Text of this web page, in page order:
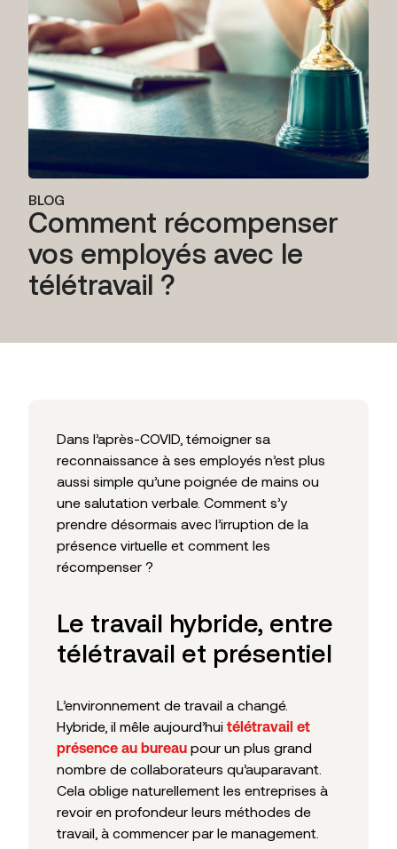
BLOG
Comment récompenser
vos employés avec le
télétravail ?
Dans l’après-COVID, témoigner sa
reconnaissance à ses employés n’est plus
aussi simple qu’une poignée de mains ou
une salutation verbale. Comment s’y
prendre désormais avec l’irruption de la
présence virtuelle et comment les
récompenser ?
Le travail hybride, entre
télétravail et présentiel
L’environnement de travail a changé.
Hybride, il mêle aujourd’hui télétravail et
présence au bureau pour un plus grand
nombre de collaborateurs qu’auparavant.
Cela oblige naturellement les entreprises à
revoir en profondeur leurs méthodes de
travail, à commencer par le management.